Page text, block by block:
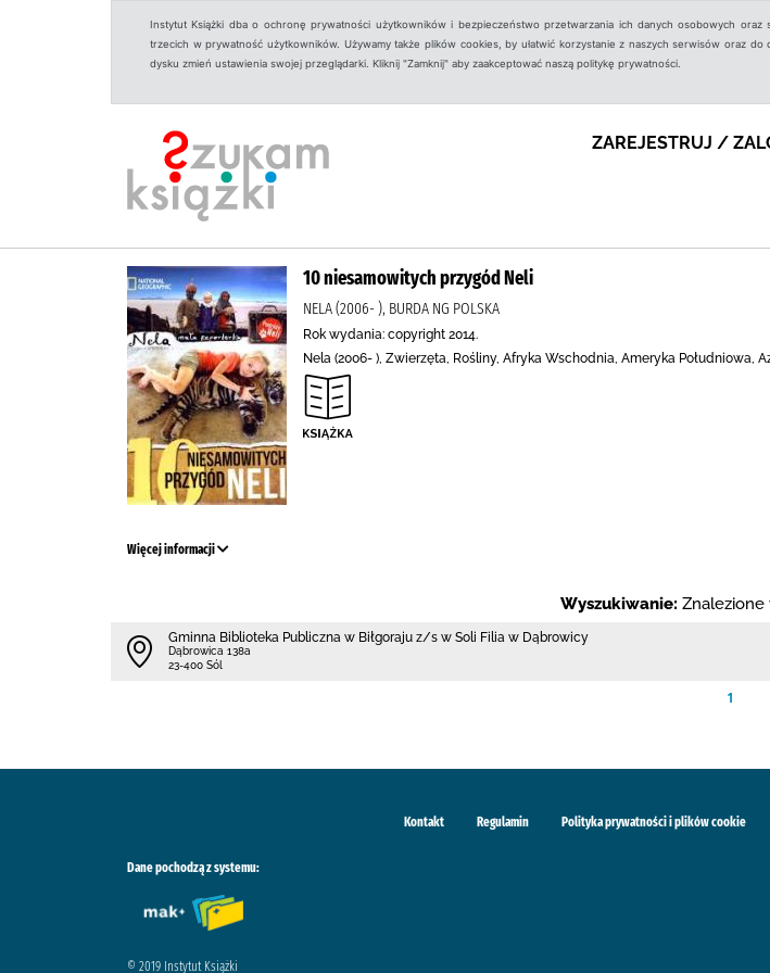
Instytut Książki dba o ochronę prywatności użytkowników i bezpieczeństwo przetwarzania ich danych osobowych
trzecich w prywatność użytkowników. Używamy także plików cookies, by ułatwić korzystanie z naszych serwisów oraz
dysku zmień ustawienia swojej przeglądarki. Kliknij "Zamknij" aby zaakceptować naszą politykę prywatności.
ZAREJESTRUJ /
10 niesamowitych przygód Neli
NELA (2006- ), BURDA NG POLSKA
Rok wydania: copyright 2014.
Nela (2006- ), Zwierzęta, Rośliny, Afryka Wschodnia, Ameryka
Więcej informacji
Wyszukiwanie: Znalezione
Gminna Biblioteka Publiczna w Biłgoraju z/s w Soli Filia w Dąbrowicy
Dąbrowica 138a
23-400 Sól
1
Kontakt Regulamin Polityka prywatności i plików cookie
Dane pochodzą z systemu:
© 2019 Instytut Książki